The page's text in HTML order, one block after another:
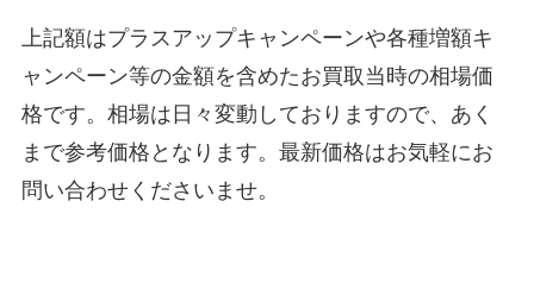
上記額はプラスアップキャンペーンや各種増額キ
ャンペーン等の金額を含めたお買取当時の相場価
格です。相場は日々変動しておりますので、あく
まで参考価格となります。最新価格はお気軽にお
問い合わせくださいませ。